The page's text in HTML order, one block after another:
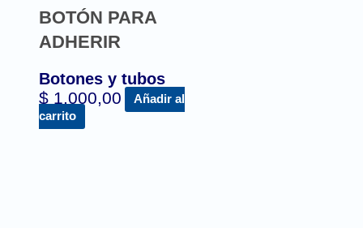
BOTÓN PARA
ADHERIR
Botones y tubos
$ 1.000,00
Añadir al
carrito